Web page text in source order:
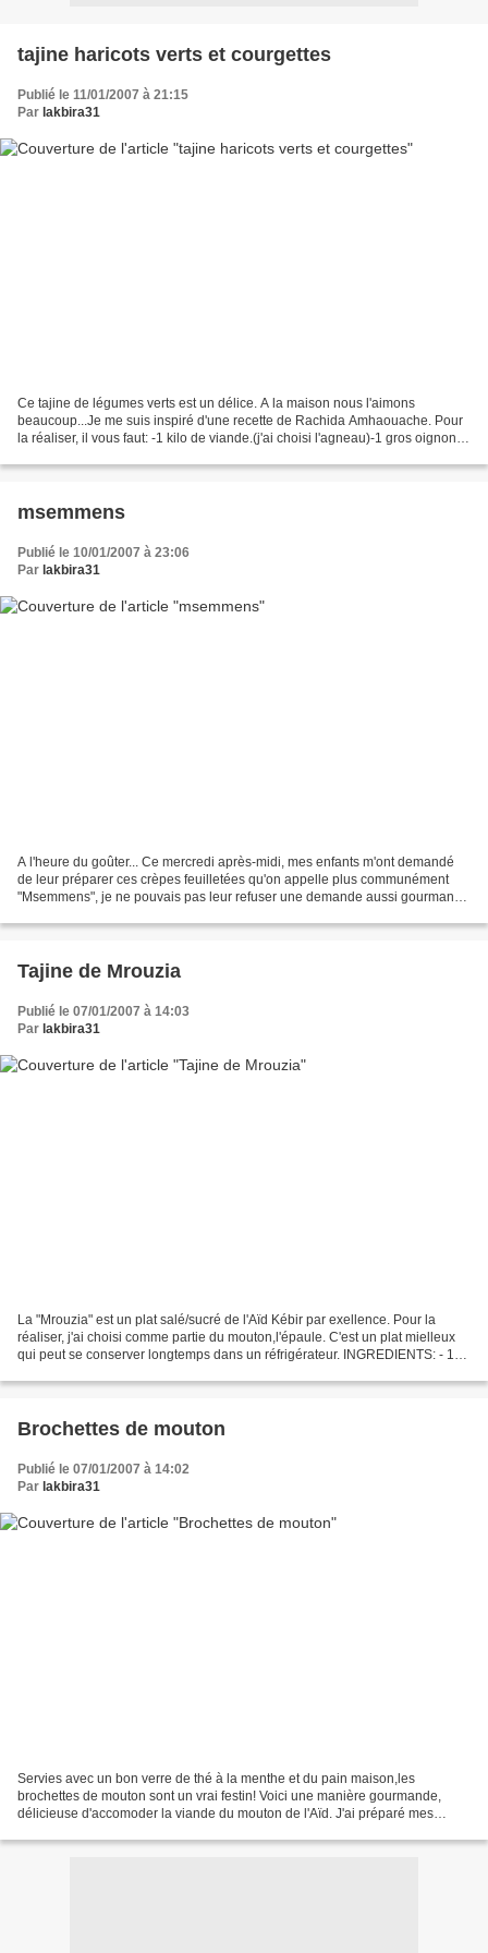
tajine haricots verts et courgettes
Publié le 11/01/2007 à 21:15
Par lakbira31
Ce tajine de légumes verts est un délice. A la maison nous l'aimons
beaucoup...Je me suis inspiré d'une recette de Rachida Amhaouache. Pour
la réaliser, il vous faut: -1 kilo de viande.(j'ai choisi l'agneau)-1 gros oignon-
msemmens
Publié le 10/01/2007 à 23:06
Par lakbira31
A l'heure du goûter... Ce mercredi après-midi, mes enfants m'ont demandé
de leur préparer ces crèpes feuilletées qu'on appelle plus communément
"Msemmens", je ne pouvais pas leur refuser une demande aussi gourmande
Tajine de Mrouzia
Publié le 07/01/2007 à 14:03
Par lakbira31
La "Mrouzia" est un plat salé/sucré de l'Aïd Kébir par exellence. Pour la
réaliser, j'ai choisi comme partie du mouton,l'épaule. C'est un plat mielleux
qui peut se conserver longtemps dans un réfrigérateur. INGREDIENTS: - 1
Brochettes de mouton
Publié le 07/01/2007 à 14:02
Par lakbira31
Servies avec un bon verre de thé à la menthe et du pain maison,les
brochettes de mouton sont un vrai festin! Voici une manière gourmande,
délicieuse d'accomoder la viande du mouton de l'Aïd. J'ai préparé mes